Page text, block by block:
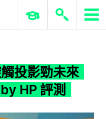
ERP 與商業 AI
投影勁未來
HP 評測